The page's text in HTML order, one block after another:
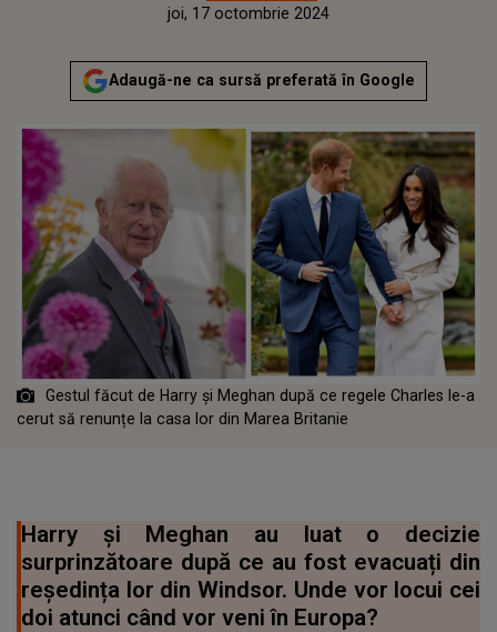
joi, 17 octombrie 2024Actualizat:
joi, 17 octombrie 2024
Adaugă-ne ca sursă preferată în Google
Gestul făcut de Harry și Meghan după ce regele Charles le-a
cerut să renunțe la casa lor din Marea Britanie
Harry și Meghan au luat o decizie
surprinzătoare după ce au fost evacuați din
reședința lor din Windsor. Unde vor locui cei
doi atunci când vor veni în Europa?